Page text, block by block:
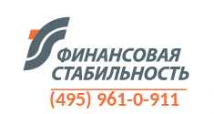
(495) 961-0-911